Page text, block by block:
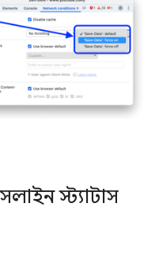
স্ট্যাটাস